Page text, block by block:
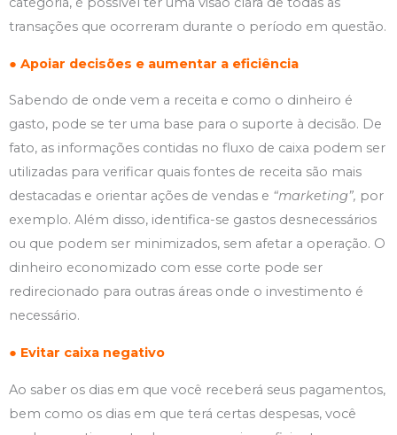
transações que ocorreram durante o período em questão.
● Apoiar decisões e aumentar a eficiência
Sabendo de onde vem a receita e como o dinheiro é
gasto, pode se ter uma base para o suporte à decisão. De
fato, as informações contidas no fluxo de caixa podem ser
utilizadas para verificar quais fontes de receita são mais
destacadas e orientar ações de vendas e “marketing”, por
exemplo. Além disso, identifica-se gastos desnecessários
ou que podem ser minimizados, sem afetar a operação. O
dinheiro economizado com esse corte pode ser
redirecionado para outras áreas onde o investimento é
necessário.
● Evitar caixa negativo
Ao saber os dias em que você receberá seus pagamentos,
bem como os dias em que terá certas despesas, você